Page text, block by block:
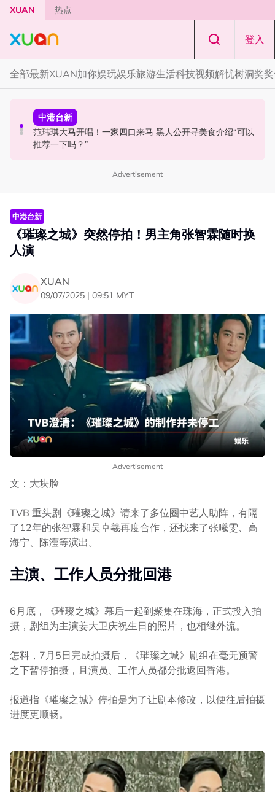
Skip to main content
XUAN 热点
登入
全部最新XUAN加你娱玩娱乐旅游生活科技视频解忧树洞奖
中港台新
63岁关之琳被曝新男友小她36岁！亲自发文回应 “奶孙恋”
中港台新
范玮琪大马开唱！一家四口来马 黑人公开寻美食介绍“可以
推荐一下吗？”
本地星闻
官宣！邱锋泽《Bend The Lines》马来西亚站 11月14日开
唱
Advertisement
中港台新
《璀璨之城》突然停拍！男主角张智霖随时换
人演
XUAN
09/07/2025 | 09:51 MYT
Advertisement
文：大块脸
TVB 重头剧《璀璨之城》请来了多位圈中艺人助阵，有隔
了12年的张智霖和吴卓羲再度合作，还找来了张曦雯、高
海宁、陈滢等演出。
主演、工作人员分批回港
6月底，《璀璨之城》幕后一起到聚集在珠海，正式投入拍
摄，剧组为主演姜大卫庆祝生日的照片，也相继外流。
怎料，7月5日完成拍摄后，《璀璨之城》剧组在毫无预警
之下暂停拍摄，且演员、工作人员都分批返回香港。
报道指《璀璨之城》停拍是为了让剧本修改，以便往后拍摄
进度更顺畅。